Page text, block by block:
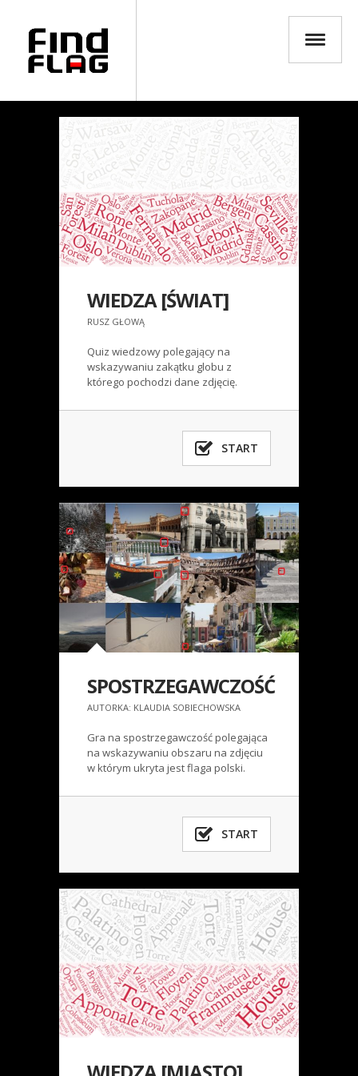
WIEDZA [ŚWIAT]
RUSZ GŁOWĄ
Quiz wiedzowy polegający na
wskazywaniu zakątku globu z
którego pochodzi dane zdjęcię.
START
SPOSTRZEGAWCZOŚĆ
AUTORKA: KLAUDIA SOBIECHOWSKA
Gra na spostrzegawczość polegająca
na wskazywaniu obszaru na zdjęciu
w którym ukryta jest flaga polski.
START